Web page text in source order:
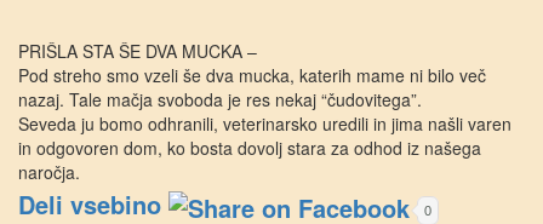
PRIŠLA STA ŠE DVA MUCKA –
Pod streho smo vzeli še dva mucka, katerih mame ni bilo več
nazaj. Tale mačja svoboda je res nekaj “čudovitega”.
Seveda ju bomo odhranili, veterinarsko uredili in jima našli varen
in odgovoren dom, ko bosta dovolj stara za odhod iz našega
naročja.
Deli vsebino 0